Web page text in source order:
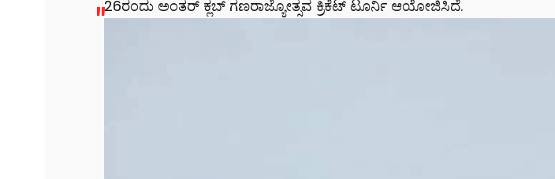
26ರಂದು ಅಂತರ್ ಕ್ಲಬ್ ಗಣರಾಜ್ಯೋತ್ಸವ ಕ್ರಿಕೆಟ್ ಟೂರ್ನಿ ಆಯೋಜಿಸಿದೆ.